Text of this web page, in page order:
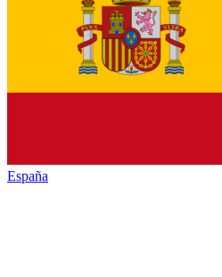
España